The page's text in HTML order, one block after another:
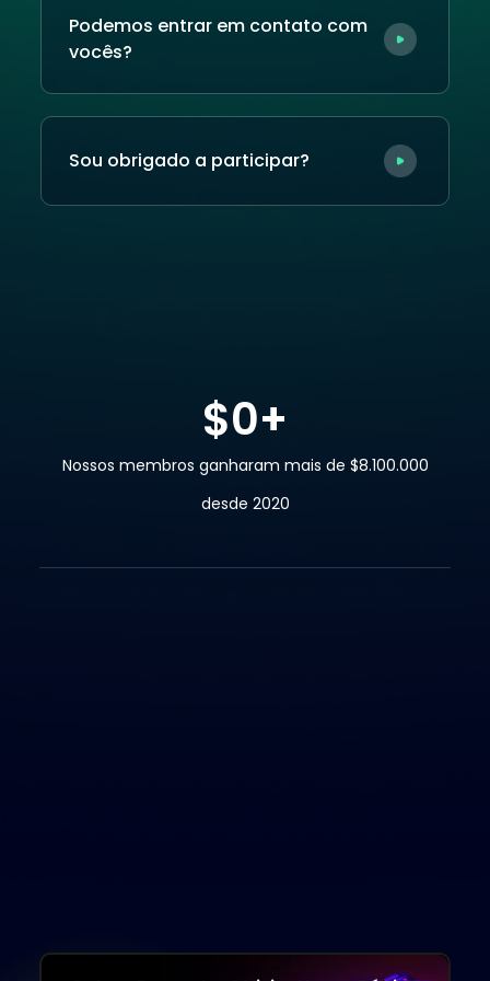
Podemos entrar em contato com
vocês?
Sou obrigado a participar?
Nossos membros ganharam mais de $8.100.000
desde 2020
$0+